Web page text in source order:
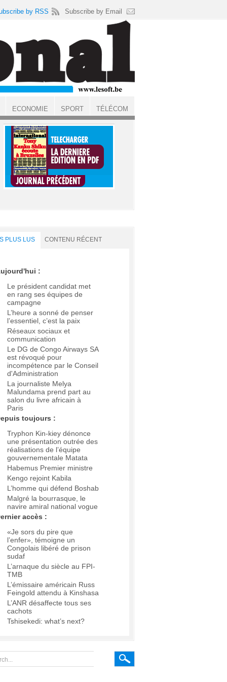
PLUS LUS CONTENU RÉCENT
:
Le président candidat met
en rang ses équipes de
campagne
L’heure a sonné de penser
l’essentiel, c’est la paix
Réseaux sociaux et
communication
Le DG de Congo Airways SA
est révoqué pour
incompétence par le Conseil
d'Administration
La journaliste Melya
Malundama prend part au
salon du livre africain à
Paris
toujours :
Tryphon Kin-kiey dénonce
une présentation outrée des
réalisations de l’équipe
gouvernementale Matata
Habemus Premier ministre
Kengo rejoint Kabila
L’homme qui défend Boshab
Malgré la bourrasque, le
navire amiral national vogue
accès :
«Je sors du pire que
l’enfer», témoigne un
Congolais libéré de prison
sudaf
L’arnaque du siècle au FPI-
TMB
L’émissaire américain Russ
Feingold attendu à Kinshasa
L’ANR désaffecte tous ses
cachots
Tshisekedi: what’s next?
by RSS Subscribe by Email
ECONOMIE SPORT TÉLÉCOM